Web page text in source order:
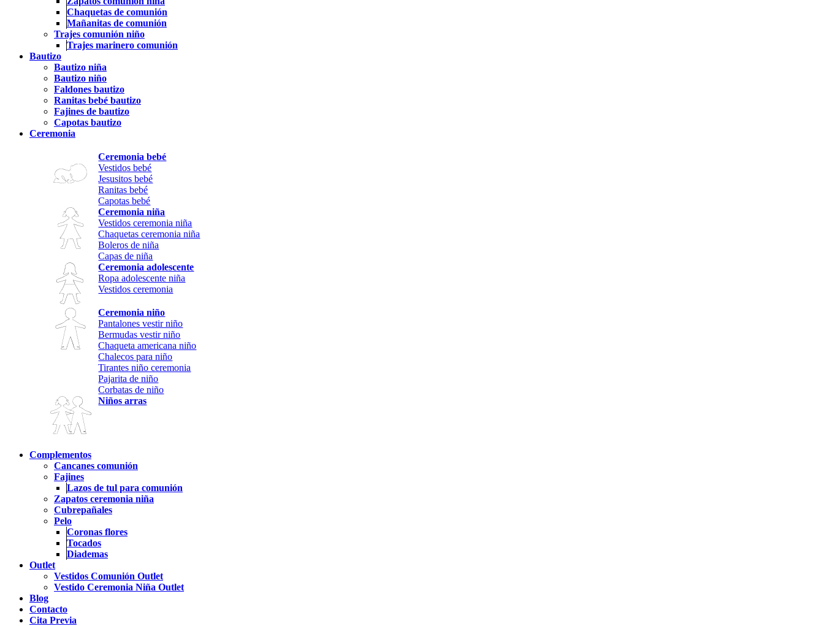
Chaquetas de comunión
Mañanitas de comunión
Trajes comunión niño
Trajes marinero comunión
Bautizo
Bautizo niña
Bautizo niño
Faldones bautizo
Ranitas bebé bautizo
Fajines de bautizo
Capotas bautizo
Ceremonia
Ceremonia bebé
Vestidos bebé
Jesusitos bebé
Ranitas bebé
Capotas bebé
Ceremonia niña
Vestidos ceremonia niña
Chaquetas ceremonia niña
Boleros de niña
Capas de niña
Ceremonia adolescente
Ropa adolescente niña
Vestidos ceremonia
Ceremonia niño
Pantalones vestir niño
Bermudas vestir niño
Chaqueta americana niño
Chalecos para niño
Tirantes niño ceremonia
Pajarita de niño
Corbatas de niño
Niños arras
Complementos
Cancanes comunión
Fajines
Lazos de tul para comunión
Zapatos ceremonia niña
Cubrepañales
Pelo
Coronas flores
Tocados
Diademas
Outlet
Vestidos Comunión Outlet
Vestido Ceremonia Niña Outlet
Blog
Contacto
Cita Previa